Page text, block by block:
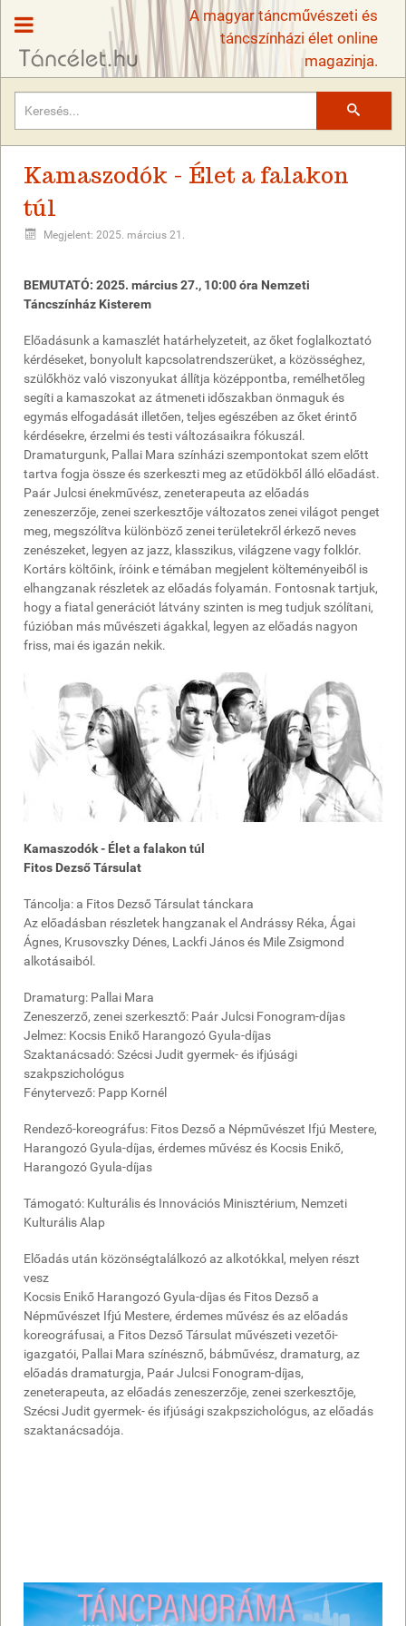
A magyar táncművészeti és
táncszínházi élet online
magazinja.
Kamaszodók - Élet a falakon
túl
Megjelent: 2025. március 21.
BEMUTATÓ: 2025. március 27., 10:00 óra Nemzeti
Táncszínház Kisterem
Előadásunk a kamaszlét határhelyzeteit, az őket foglalkoztató
kérdéseket, bonyolult kapcsolatrendszerüket, a közösséghez,
szülőkhöz való viszonyukat állítja középpontba, remélhetőleg
segíti a kamaszokat az átmeneti időszakban önmaguk és
egymás elfogadását illetően, teljes egészében az őket érintő
kérdésekre, érzelmi és testi változásaikra fókuszál.
Dramaturgunk, Pallai Mara színházi szempontokat szem előtt
tartva fogja össze és szerkeszti meg az etűdökből álló előadást.
Paár Julcsi énekművész, zeneterapeuta az előadás
zeneszerzője, zenei szerkesztője változatos zenei világot penget
meg, megszólítva különböző zenei területekről érkező neves
zenészeket, legyen az jazz, klasszikus, világzene vagy folklór.
Kortárs költőink, íróink e témában megjelent költeményeiből is
elhangzanak részletek az előadás folyamán. Fontosnak tartjuk,
hogy a fiatal generációt látvány szinten is meg tudjuk szólítani,
fúzióban más művészeti ágakkal, legyen az előadás nagyon
friss, mai és igazán nekik.
Kamaszodók - Élet a falakon túl
Fitos Dezső Társulat
Táncolja: a Fitos Dezső Társulat tánckara
Az előadásban részletek hangzanak el Andrássy Réka, Ágai
Ágnes, Krusovszky Dénes, Lackfi János és Mile Zsigmond
alkotásaiból.
Dramaturg: Pallai Mara
Zeneszerző, zenei szerkesztő: Paár Julcsi Fonogram-díjas
Jelmez: Kocsis Enikő Harangozó Gyula-díjas
Szaktanácsadó: Szécsi Judit gyermek- és ifjúsági
szakpszichológus
Fénytervező: Papp Kornél
Rendező-koreográfus: Fitos Dezső a Népművészet Ifjú Mestere,
Harangozó Gyula-díjas, érdemes művész és Kocsis Enikő,
Harangozó Gyula-díjas
Támogató: Kulturális és Innovációs Minisztérium, Nemzeti
Kulturális Alap
Előadás után közönségtalálkozó az alkotókkal, melyen részt
vesz
Kocsis Enikő Harangozó Gyula-díjas és Fitos Dezső a
Népművészet Ifjú Mestere, érdemes művész és az előadás
koreográfusai, a Fitos Dezső Társulat művészeti vezetői-
igazgatói, Pallai Mara színésznő, bábművész, dramaturg, az
előadás dramaturgja, Paár Julcsi Fonogram-díjas,
zeneterapeuta, az előadás zeneszerzője, zenei szerkesztője,
Szécsi Judit gyermek- és ifjúsági szakpszichológus, az előadás
szaktanácsadója.